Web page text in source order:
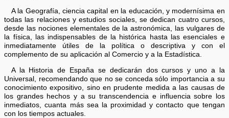
A la Geografía, ciencia capital en la educación, y modernísima en
todas las relaciones y estudios sociales, se dedican cuatro cursos,
desde las nociones elementales de la astronómica, las vulgares de
la física, las indispensables de la histórica hasta las esenciales e
inmediatamente útiles de la política o descriptiva y con el
complemento de su aplicación al Comercio y a la Estadística.
A la Historia de España se dedicarán dos cursos y uno a la
Universal, recomendando que no se conceda sólo importancia a su
conocimiento expositivo, sino en prudente medida a las causas de
los grandes hechos y a su transcendencia e influencia sobre los
inmediatos, cuanta más sea la proximidad y contacto que tengan
con los tiempos actuales.